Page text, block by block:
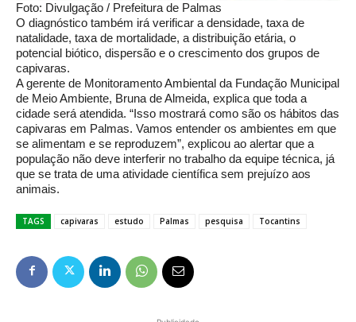
Foto: Divulgação / Prefeitura de Palmas
O diagnóstico também irá verificar a densidade, taxa de
natalidade, taxa de mortalidade, a distribuição etária, o
potencial biótico, dispersão e o crescimento dos grupos de
capivaras.
A gerente de Monitoramento Ambiental da Fundação Municipal
de Meio Ambiente, Bruna de Almeida, explica que toda a
cidade será atendida. “Isso mostrará como são os hábitos das
capivaras em Palmas. Vamos entender os ambientes em que
se alimentam e se reproduzem”, explicou ao alertar que a
população não deve interferir no trabalho da equipe técnica, já
que se trata de uma atividade científica sem prejuízo aos
animais.
TAGS capivaras estudo Palmas pesquisa Tocantins